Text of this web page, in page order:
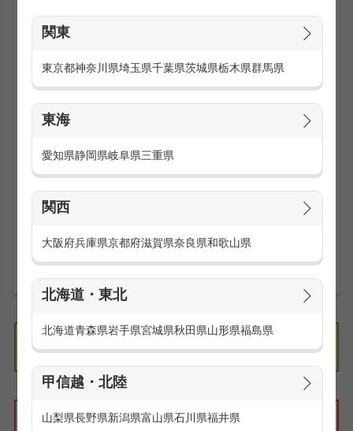
関東
東京都神奈川県埼玉県千葉県茨城県栃木県群馬県
東海
愛知県静岡県岐阜県三重県
関西
大阪府兵庫県京都府滋賀県奈良県和歌山県
北海道・東北
北海道青森県岩手県宮城県秋田県山形県福島県
甲信越・北陸
山梨県長野県新潟県富山県石川県福井県
接客・販売スキルが身につくお仕事や、未経験でも高時給ス
タートのお仕事など、厳選のおすすめ求人をご用意いたしま
20～30代の若手スタッフが多数活躍中です。
また、頑張りに応じて昇給もあり！！
あなたのご希望をお聞かせください◎
お仕事の求人一覧を見る
関東
検索条件